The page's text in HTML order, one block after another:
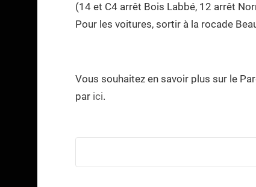
(14 et C4 arrêt Bois Labbé, 12 arrêt
Pour les voitures, sortir à la rocade
Vous souhaitez en savoir plus sur le
par ici.